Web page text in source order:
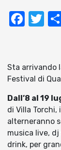
Sta arrivando
Festival di
Dall’8 al 19
di Villa Torchi,
alterneranno
musica live,
drink, per